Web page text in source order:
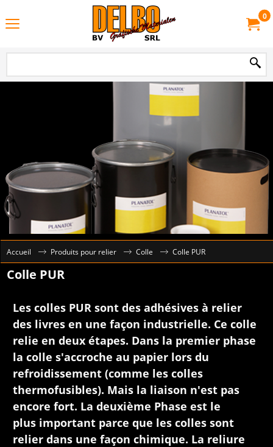
0
Accueil Produits pour relier Colle Colle PUR
Colle PUR
Les colles PUR sont des adhésives à relier
des livres en une façon industrielle. Ce colle
relie en deux étapes. Dans la premier phase
la colle s'accroche au papier lors du
refroidissement (comme les colles
thermofusibles). Mais la liaison n'est pas
encore fort. La deuxième Phase est le
plus important parce que les colles sont
relier dans une façon chimique. La reliure